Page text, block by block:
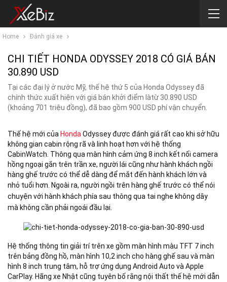
Home Đánh giá xe
CHI TIẾT HONDA ODYSSEY 2018 CÓ GIÁ BÁN
30.890 USD
Tại các đại lý ở nước Mỹ, thế hệ thứ 5 của Honda Odyssey đã
chính thức xuất hiện với giá bán khởi điểm làtừ 30.890 USD
(khoảng 701 triệu đồng), đã bao gồm 900 USD phí vận chuyển.
Thế hệ mới của Honda Odyssey được đánh giá rất cao khi sở hữu
không gian cabin rộng rã và linh hoạt hơn với hệ thống
CabinWatch. Thông qua màn hình cảm ứng 8 inch kết nối camera
hồng ngoại gắn trên trần xe, người lái cũng như hành khách ngồi
hàng ghế trước có thể dễ dàng để mắt đến hành khách lớn và
nhỏ tuổi hơn. Ngoài ra, người ngồi trên hàng ghế trước có thể nói
chuyện với hành khách phía sau thông qua tai nghe không dây
mà không cần phải ngoái đầu lại.
Hệ thống thông tin giải trí trên xe gồm màn hình màu TFT 7 inch
trên bảng đồng hồ, màn hình 10,2 inch cho hàng ghế sau và màn
hình 8 inch trung tâm, hỗ trợ ứng dụng Android Auto và Apple
CarPlay. Hãng xe Nhật cũng tuyên bố rằng nội thất thế hệ mới dẫn